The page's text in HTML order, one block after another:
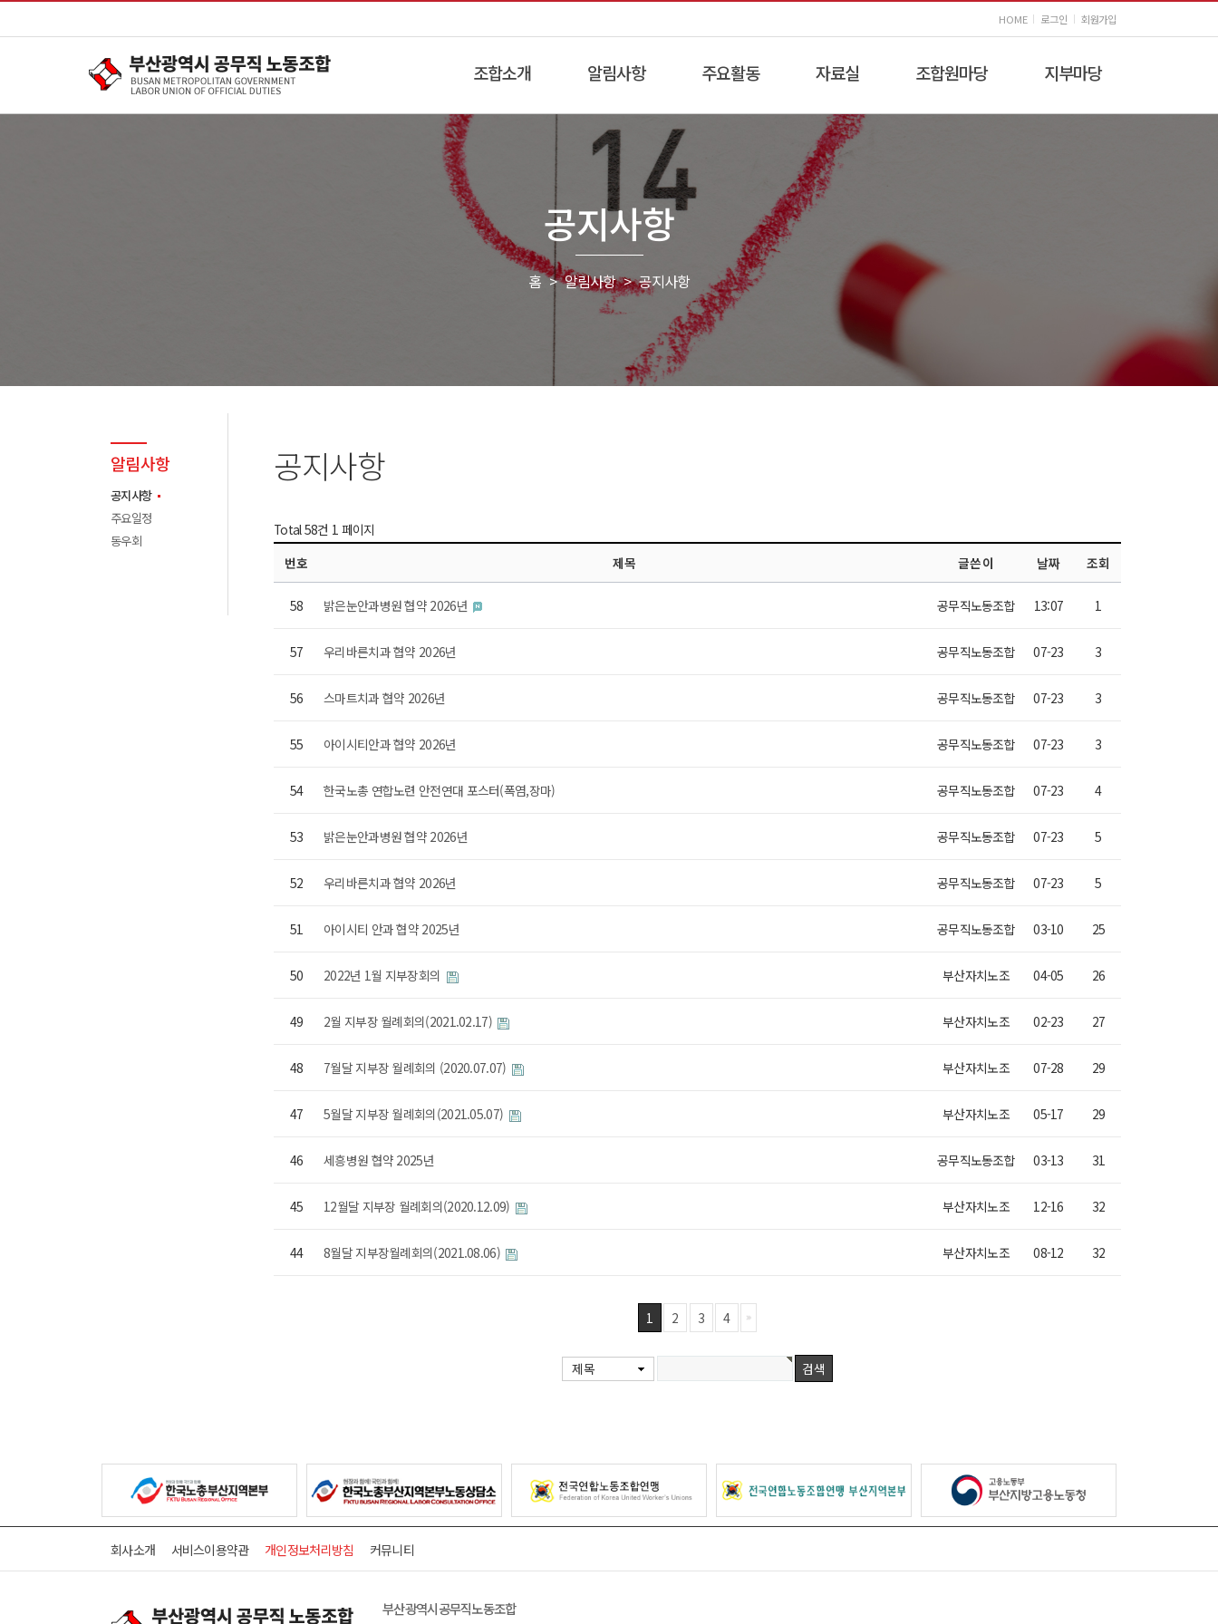
HOME 로그인 회원가입
조합소개 알림사항 주요활동 자료실 조합원마당 지부마당
공지사항
홈 > 알림사항 >공지사항
알림사항
공지사항
주요일정
동우회
공지사항
Total 58건 1 페이지
번호
제목 글쓴이 날짜 조회
58 밝은눈안과병원 협약 2026년 공무직노동조합 13:07 1
57 우리바른치과 협약 2026년 공무직노동조합 07-23 3
56 스마트치과 협약 2026년 공무직노동조합 07-23 3
55 아이시티안과 협약 2026년 공무직노동조합 07-23 3
54 한국노총 연합노련 안전연대 포스터(폭염,장마) 공무직노동조합 07-23 4
53 밝은눈안과병원 협약 2026년 공무직노동조합 07-23 5
52 우리바른치과 협약 2026년 공무직노동조합 07-23 5
51 아이시티 안과 협약 2025년 공무직노동조합 03-10 25
50 2022년 1월 지부장회의 부산자치노조 04-05 26
49 2월 지부장 월례회의(2021.02.17) 부산자치노조 02-23 27
48 7월달 지부장 월례회의 (2020.07.07) 부산자치노조 07-28 29
47 5월달 지부장 월례회의(2021.05.07) 부산자치노조 05-17 29
46 세흥병원 협약 2025년 공무직노동조합 03-13 31
45 12월달 지부장 월례회의(2020.12.09) 부산자치노조 12-16 32
44 8월달 지부장월례회의(2021.08.06) 부산자치노조 08-12 32
1 2 3 4
제목
회사소개 서비스이용약관 개인정보처리방침 커뮤니티
부산광역시공무직노동조합